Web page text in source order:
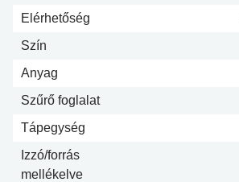
Elérhetőség
Szín
Anyag
Szűrő foglalat
Tápegység
Izzó/forrás
mellékelve